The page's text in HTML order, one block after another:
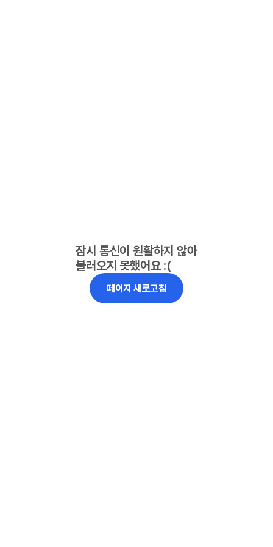
잠시 통신이 원활하지 않아
불러오지 못했어요 :(
페이지 새로고침